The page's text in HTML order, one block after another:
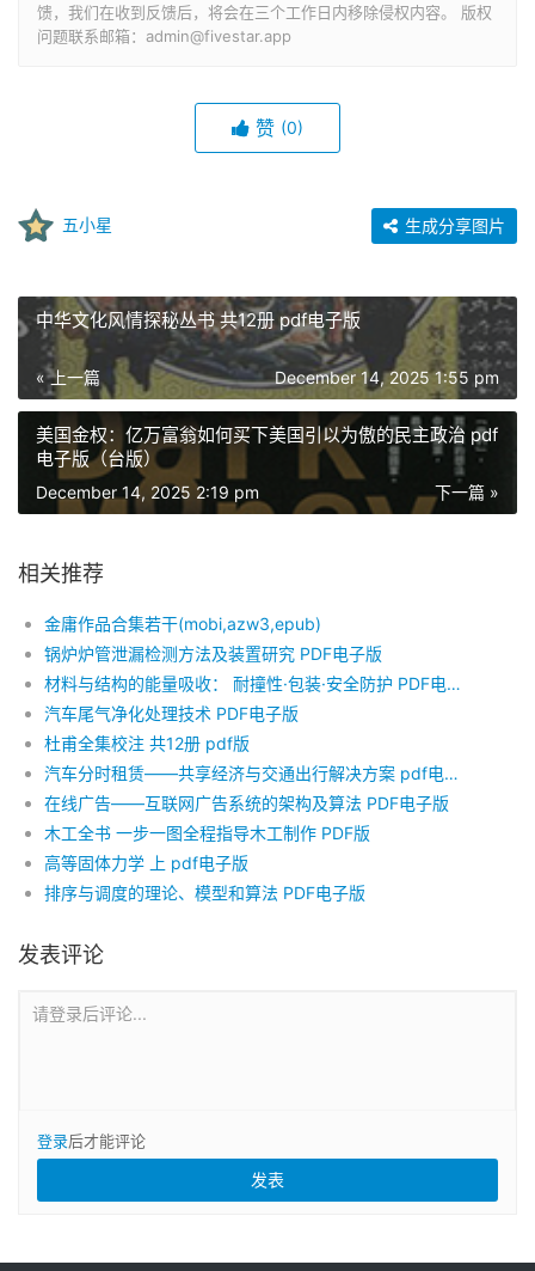
馈，我们在收到反馈后，将会在三个工作日内移除侵权内容。 版权
问题联系邮箱：admin@fivestar.app
赞 (0)
五小星 生成分享图片
中华文化风情探秘丛书 共12册 pdf电子版
« 上一篇 December 14, 2025 1:55 pm
美国金权：亿万富翁如何买下美国引以为傲的民主政治 pdf
电子版（台版）
下一篇 »
December 14, 2025 2:19 pm
相关推荐
金庸作品合集若干(mobi,azw3,epub)
锅炉炉管泄漏检测方法及装置研究 PDF电子版
材料与结构的能量吸收： 耐撞性·包装·安全防护 PDF电子版
汽车尾气净化处理技术 PDF电子版
杜甫全集校注 共12册 pdf版
汽车分时租赁——共享经济与交通出行解决方案 pdf电子版
在线广告——互联网广告系统的架构及算法 PDF电子版
木工全书 一步一图全程指导木工制作 PDF版
高等固体力学 上 pdf电子版
排序与调度的理论、模型和算法 PDF电子版
发表评论
请登录后评论...
登录后才能评论